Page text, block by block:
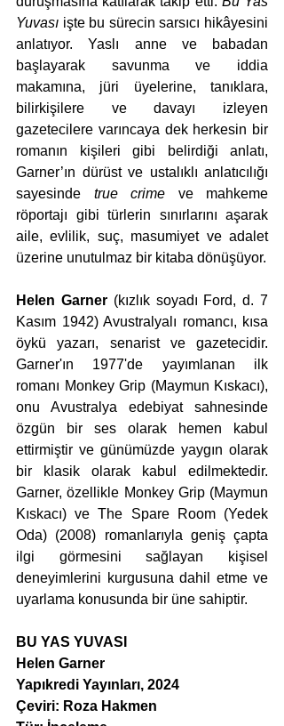
Yuvası işte bu sürecin sarsıcı hikâyesini
anlatıyor. Yaslı anne ve babadan
başlayarak savunma ve iddia
makamına, jüri üyelerine, tanıklara,
bilirkişilere ve davayı izleyen
gazetecilere varıncaya dek herkesin bir
romanın kişileri gibi belirdiği anlatı,
Garner’ın dürüst ve ustalıklı anlatıcılığı
sayesinde true crime ve mahkeme
röportajı gibi türlerin sınırlarını aşarak
aile, evlilik, suç, masumiyet ve adalet
üzerine unutulmaz bir kitaba dönüşüyor.
Helen Garner (kızlık soyadı Ford, d. 7
Kasım 1942) Avustralyalı romancı, kısa
öykü yazarı, senarist ve gazetecidir.
Garner'ın 1977'de yayımlanan ilk
romanı Monkey Grip (Maymun Kıskacı),
onu Avustralya edebiyat sahnesinde
özgün bir ses olarak hemen kabul
ettirmiştir ve günümüzde yaygın olarak
bir klasik olarak kabul edilmektedir.
Garner, özellikle Monkey Grip (Maymun
Kıskacı) ve The Spare Room (Yedek
Oda) (2008) romanlarıyla geniş çapta
ilgi görmesini sağlayan kişisel
deneyimlerini kurgusuna dahil etme ve
uyarlama konusunda bir üne sahiptir.
BU YAS YUVASI
Helen Garner
Yapıkredi Yayınları, 2024
Çeviri: Roza Hakmen